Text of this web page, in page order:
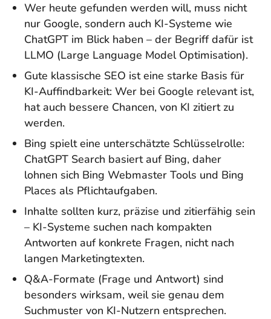
Wer heute gefunden werden will, muss nicht
nur Google, sondern auch KI-Systeme wie
ChatGPT im Blick haben – der Begriff dafür ist
LLMO (Large Language Model Optimisation).
Gute klassische SEO ist eine starke Basis für
KI-Auffindbarkeit: Wer bei Google relevant ist,
hat auch bessere Chancen, von KI zitiert zu
werden.
Bing spielt eine unterschätzte Schlüsselrolle:
ChatGPT Search basiert auf Bing, daher
lohnen sich Bing Webmaster Tools und Bing
Places als Pflichtaufgaben.
Inhalte sollten kurz, präzise und zitierfähig sein
– KI-Systeme suchen nach kompakten
Antworten auf konkrete Fragen, nicht nach
langen Marketingtexten.
Q&A-Formate (Frage und Antwort) sind
besonders wirksam, weil sie genau dem
Suchmuster von KI-Nutzern entsprechen.